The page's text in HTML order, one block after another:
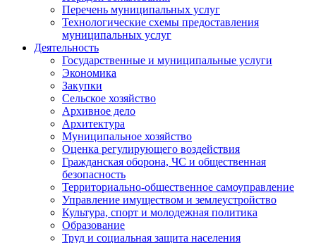
Перечень муниципальных услуг
Технологические схемы предоставления
муниципальных услуг
Деятельность
Государственные и муниципальные услуги
Экономика
Закупки
Сельское хозяйство
Архивное дело
Архитектура
Муниципальное хозяйство
Оценка регулирующего воздействия
Гражданская оборона, ЧС и общественная
безопасность
Территориально-общественное самоуправление
Управление имуществом и землеустройство
Культура, спорт и молодежная политика
Образование
Труд и социальная защита населения